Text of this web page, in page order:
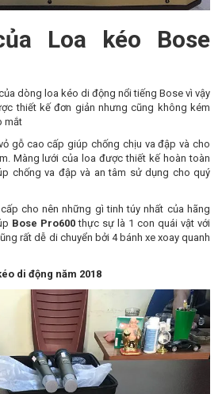
Loa kéo Bose
dòng loa kéo di động nổi tiếng Bose vì vậy
thiết kế đơn giản nhưng cũng không kém
mắt
gỗ cao cấp giúp chống chịu va đập và cho
Màng lưới của loa được thiết kế hoàn toàn
chống va đập và an tâm sử dụng cho quý
cho nên những gì tinh túy nhất của hãng
Bose Pro600thực sự là 1 con quái vật với
rất dễ di chuyển bởi 4 bánh xe xoay quanh
di động năm 2018